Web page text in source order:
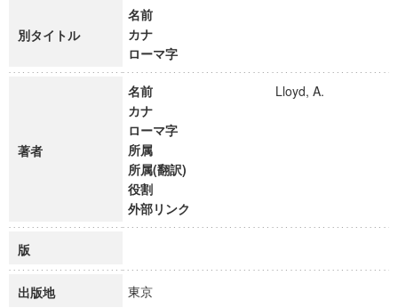
別タイトル
名前
カナ
ローマ字
著者
名前
Lloyd, A.
カナ
ローマ字
所属
所属(翻訳)
役割
外部リンク
版
出版地 東京